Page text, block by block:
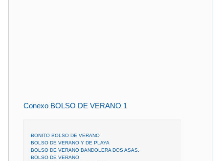
Conexo BOLSO DE VERANO 1
BONITO BOLSO DE VERANO
BOLSO DE VERANO Y DE PLAYA
BOLSO DE VERANO BANDOLERA DOS ASAS.
BOLSO DE VERANO